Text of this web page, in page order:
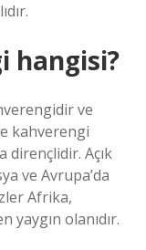
hangisi?
ve
kahverengi
dirençlidir. Açık
ve Avrupa’da
Afrika,
yaygın olanıdır.